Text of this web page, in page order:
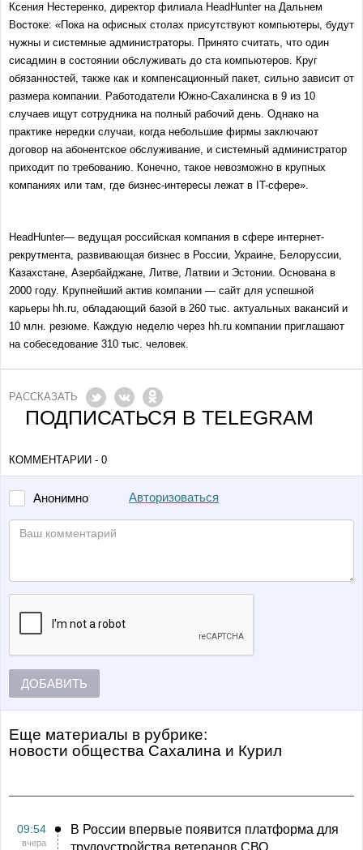
Ксения Нестеренко, директор филиала HeadHunter на Дальнем
Востоке: «Пока на офисных столах присутствуют компьютеры, будут
нужны и системные администраторы. Принято считать, что один
сисадмин в состоянии обслуживать до ста компьютеров. Круг
обязанностей, также как и компенсационный пакет, сильно зависит от
размера компании. Работодатели Южно-Сахалинска в 9 из 10
случаев ищут сотрудника на полный рабочий день. Однако на
практике нередки случаи, когда небольшие фирмы заключают
договор на абонентское обслуживание, и системный администратор
приходит по требованию. Конечно, такое невозможно в крупных
компаниях или там, где бизнес-интересы лежат в IT-сфере».
HeadHunter— ведущая российская компания в сфере интернет-
рекрутмента, развивающая бизнес в России, Украине, Белоруссии,
Казахстане, Азербайджане, Литве, Латвии и Эстонии. Основана в
2000 году. Крупнейший актив компании — сайт для успешной
карьеры hh.ru, обладающий базой в 260 тыс. актуальных вакансий и
10 млн. резюме. Каждую неделю через hh.ru компании приглашают
на собеседование 310 тыс. человек.
РАССКАЗАТЬ
ПОДПИСАТЬСЯ В TELEGRAM
КОММЕНТАРИИ - 0
Анонимно Авторизоваться
ДОБАВИТЬ
Еще материалы в рубрике:
Новости общества Сахалина и Курил
09:54
вчера
В России впервые появится платформа для
трудоустройства ветеранов СВО